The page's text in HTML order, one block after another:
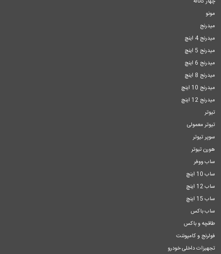
مونو
میدرنج
میدرنج 4 اینچ
میدرنج 5 اینچ
میدرنج 6 اینچ
میدرنج 8 اینچ
میدرنج 10 اینچ
میدرنج 12 اینچ
تیوتر
تیوتر معمولی
سوپر تیوتر
هورن تیوتر
ساب ووفر
ساب 10 اینچ
ساب 12 اینچ
ساب 15 اینچ
ساب باکس
طاقچه و باکس
فولرنج و کامپوننت
تجهیزات داخلی خودرو